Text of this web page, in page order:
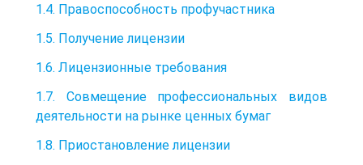
1.4. Правоспособность профучастника
1.5. Получение лицензии
1.6. Лицензионные требования
1.7. Совмещение профессиональных видов
деятельности на рынке ценных бумаг
1.8. Приостановление лицензии